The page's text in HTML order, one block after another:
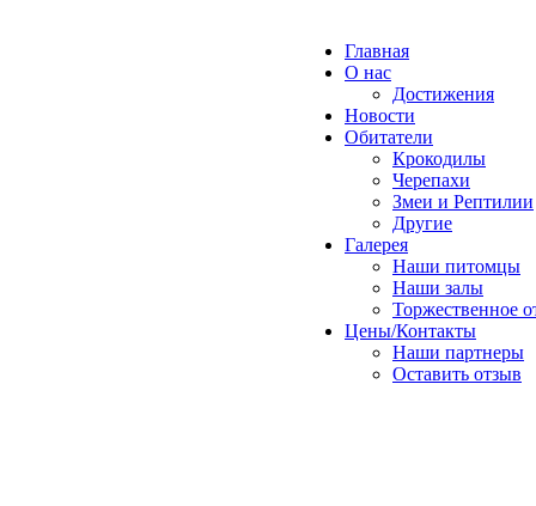
Главная
О нас
Достижения
Новости
Обитатели
Крокодилы
Черепахи
Змеи и Рептилии
Другие
Галерея
Наши питомцы
Наши залы
Торжественное
Цены/Контакты
Наши партнеры
Оставить отзыв